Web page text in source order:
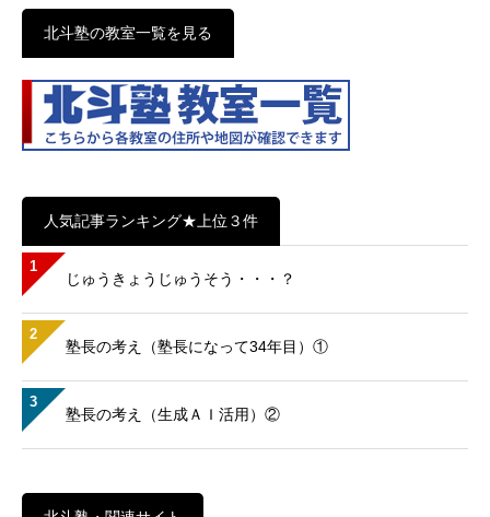
北斗塾の教室一覧を見る
人気記事ランキング★上位３件
1
じゅうきょうじゅうそう・・・？
2
塾長の考え（塾長になって34年目）①
3
塾長の考え（生成ＡＩ活用）②